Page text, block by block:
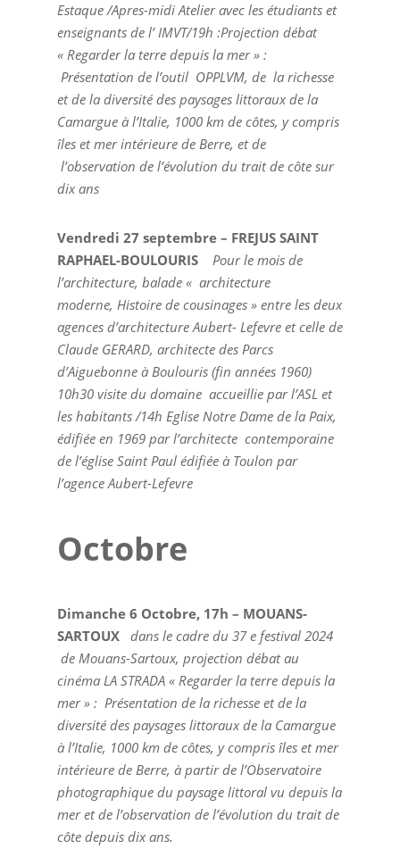
Estaque /Apres-midi Atelier avec les étudiants et
enseignants de l’ IMVT/19h :Projection débat
« Regarder la terre depuis la mer » :
Présentation de l’outil OPPLVM, de la richesse
et de la diversité des paysages littoraux de la
Camargue à l’Italie, 1000 km de côtes, y compris
îles et mer intérieure de Berre, et de
l’observation de l’évolution du trait de côte sur
dix ans
Vendredi 27 septembre – FREJUS SAINT
RAPHAEL-BOULOURIS Pour le mois de
l’architecture, balade « architecture
moderne, Histoire de cousinages » entre les deux
agences d’architecture Aubert- Lefevre et celle de
Claude GERARD, architecte des Parcs
d’Aiguebonne à Boulouris (fin années 1960)
10h30 visite du domaine accueillie par l’ASL et
les habitants /14h Eglise Notre Dame de la Paix,
édifiée en 1969 par l’architecte contemporaine
de l’église Saint Paul édifiée à Toulon par
l’agence Aubert-Lefevre
Octobre
Dimanche 6 Octobre, 17h – MOUANS-
SARTOUX dans le cadre du 37 e festival 2024
de Mouans-Sartoux, projection débat au
cinéma LA STRADA « Regarder la terre depuis la
mer » : Présentation de la richesse et de la
diversité des paysages littoraux de la Camargue
à l’Italie, 1000 km de côtes, y compris îles et mer
intérieure de Berre, à partir de l’Observatoire
photographique du paysage littoral vu depuis la
mer et de l’observation de l’évolution du trait de
côte depuis dix ans.